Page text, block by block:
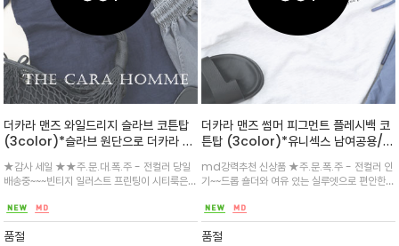
더카라 맨즈 와일드리지 슬라브 코튼탑
(3color)*슬라브 원단으로 더카라 맨
경을 한 컷에 담은 ‘와일드리지 저니 그
래픽 티셔츠’
★감사 세일 ★★주.문.대.폭.주 - 전컬러 당일
배송중~~~빈티지 일러스트 프린팅이 시티룩은
기성 좋은 100% 코튼 슬러브 원단을 사용해 하
루 종일 편안한 착용감을 선사하며, 여유 있는 실
루엣이 체형을 자연스럽게
품절
더카라 맨즈 썸머 피그먼트 플레시백 코
튼탑 (3color)*유니섹스 남여공용/피
과 내추럴한 워싱 디테일을 살린 100%
코튼 크루넥 티셔츠
md강력추천 신상품 ★주.문.폭.주 - 전컬러 인
기~~드롭 숄더와 여유 있는 실루엣으로 편안한
터링과 컴퍼스 그래픽이 모던한 포인트/어떤 하
의와도 자연스럽게 어우러져 빈티지한 감성과 현
대적인 무드
품절